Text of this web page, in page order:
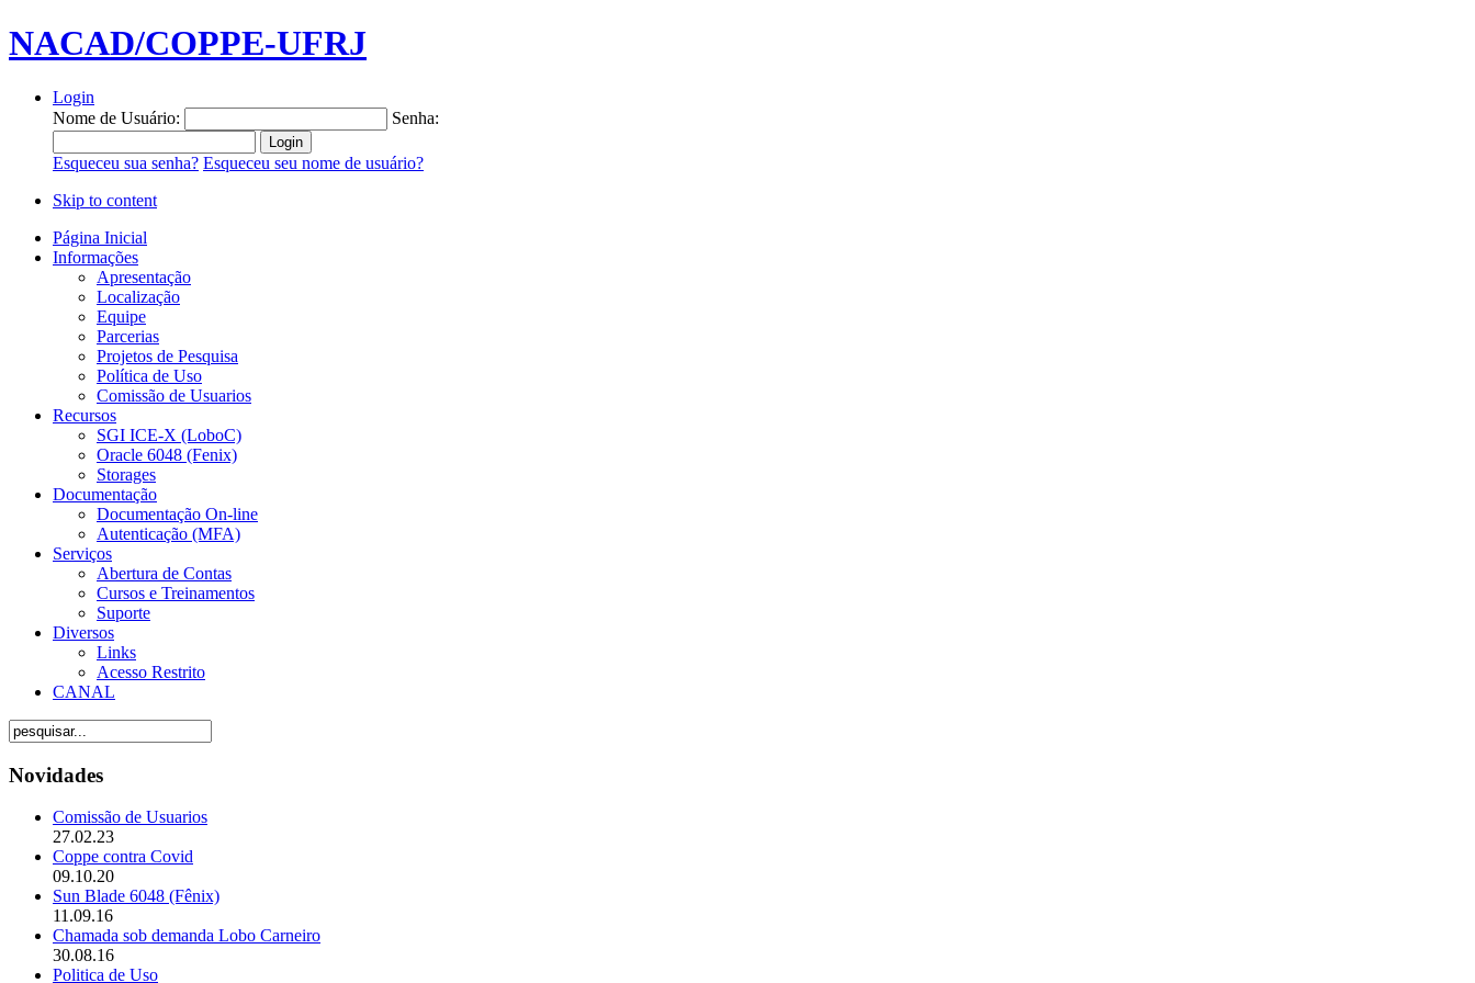
NACAD/COPPE-UFRJ
Login
Nome de Usuário:
Senha:
Esqueceu sua senha? Esqueceu seu nome de usuário?
Skip to content
Página Inicial
Informações
Apresentação
Localização
Equipe
Parcerias
Projetos de Pesquisa
Política de Uso
Comissão de Usuarios
Recursos
SGI ICE-X (LoboC)
Oracle 6048 (Fenix)
Storages
Documentação
Documentação On-line
Autenticação (MFA)
Serviços
Abertura de Contas
Cursos e Treinamentos
Suporte
Diversos
Links
Acesso Restrito
CANAL
Novidades
Comissão de Usuarios
27.02.23
Coppe contra Covid
09.10.20
Sun Blade 6048 (Fênix)
11.09.16
Chamada sob demanda Lobo Carneiro
30.08.16
Politica de Uso